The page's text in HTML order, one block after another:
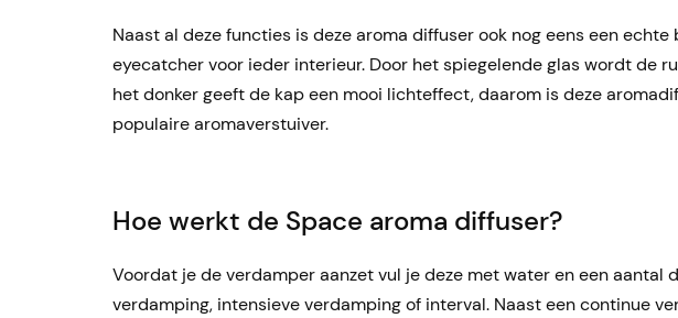
Naast al deze functies is deze aroma diffuser ook nog eens een
eyecatcher voor ieder interieur. Door het spiegelende glas wordt de
het donker geeft de kap een mooi lichteffect, daarom is deze
populaire aromaverstuiver.
Hoe werkt de Space aroma diffuser?
Voordat je de verdamper aanzet vul je deze met water en een aantal
verdamping, intensieve verdamping of interval. Naast een continue